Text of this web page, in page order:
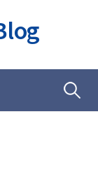
Ricerca